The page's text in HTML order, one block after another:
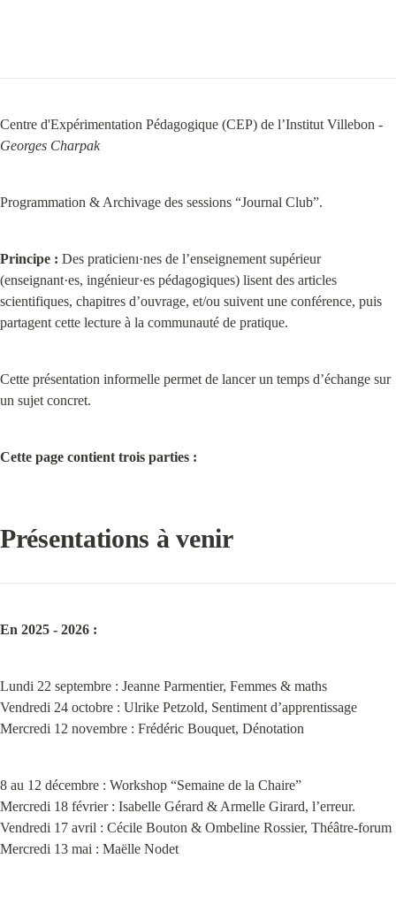
Georges Charpak
Programmation & Archivage des sessions “Journal Club”.
Principe : Des praticienı·nes de l’enseignement supérieur
(enseignant·es, ingénieur·es pédagogiques) lisent des articles
scientifiques, chapitres d’ouvrage, et/ou suivent une conférence, puis
partagent cette lecture à la communauté de pratique.
Cette présentation informelle permet de lancer un temps d’échange sur
un sujet concret.
Cette page contient trois parties :
Présentations à venir
En 2025 - 2026 :
Lundi 22 septembre : Jeanne Parmentier, Femmes & maths
Vendredi 24 octobre : Ulrike Petzold, Sentiment d’apprentissage
Mercredi 12 novembre : Frédéric Bouquet, Dénotation
8 au 12 décembre : Workshop “Semaine de la Chaire”
Mercredi 18 février : Isabelle Gérard & Armelle Girard, l’erreur.
Vendredi 17 avril : Cécile Bouton & Ombeline Rossier, Théâtre-forum
Mercredi 13 mai : Maëlle Nodet